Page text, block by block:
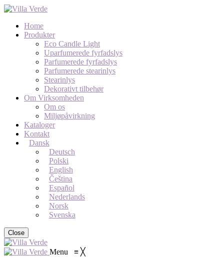
Home
Produkter
Eco Candle Light
Uparfumerede fyrfadslys
Parfumerede fyrfadslys
Parfumerede stearinlys
Stearinlys
Dekorativt tilbehør
Om Virksomheden
Om os
Miljøpåvirkning
Kataloger
Kontakt
Dansk
Deutsch
Polski
English
Čeština
Español
Nederlands
Norsk
Svenska
Close
Menu ≡ ╳